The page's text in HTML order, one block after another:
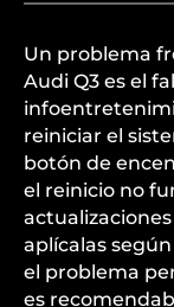
Un problema
Audi Q3 es el
reiniciar el
botón de
el reinicio no
aplícalas
el problema
es